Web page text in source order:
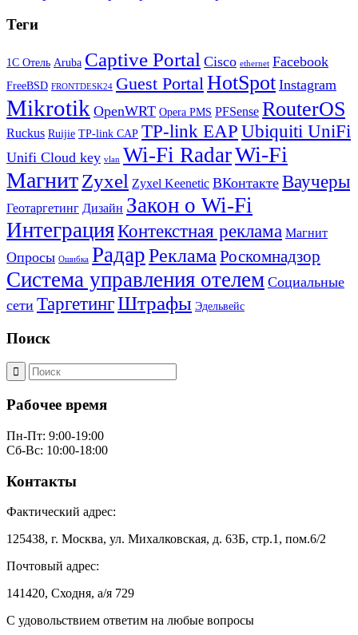
Теги
1С Отель Aruba Captive Portal Cisco ethernet Facebook
FreeBSD FRONTDESK24 Guest PortalHotSpot Instagram
Mikrotik OpenWRT Opera PMS PFSense RouterOS
Ruckus Ruijie TP-link CAP TP-link EAP Ubiquiti UniFi
Unifi Cloud key vlan Wi-Fi RadarWi-Fi
МагнитZyxel Zyxel Keenetic ВКонтакте Ваучеры
Геотаргетинг Дизайн Закон о Wi-Fi
ИнтеграцияКонтекстная реклама Магнит
Опросы Ошибка РадарРеклама Роскомнадзор
Система управления отелем Социальные
сети ТаргетингШтрафы Эдельвейс
Поиск
Рабочее время
Пн-Пт: 9:00-19:00
Сб-Вс: 10:00-18:00
Контакты
Фактический адрес:
125438, г. Москва, ул. Михалковская, д. 63Б, стр.1, пом.6/2
Почтовый адрес:
141420, Сходня, а/я 729
С удовольствием ответим на любые вопросы